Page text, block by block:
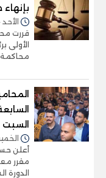
الأحد 04/فبراير/2024 - 08:17 م
قررت
الأولى
محاكمة 4 أشقاء
السبت
الخميس 18/يناير/
أعلن
مقرر
الدورة